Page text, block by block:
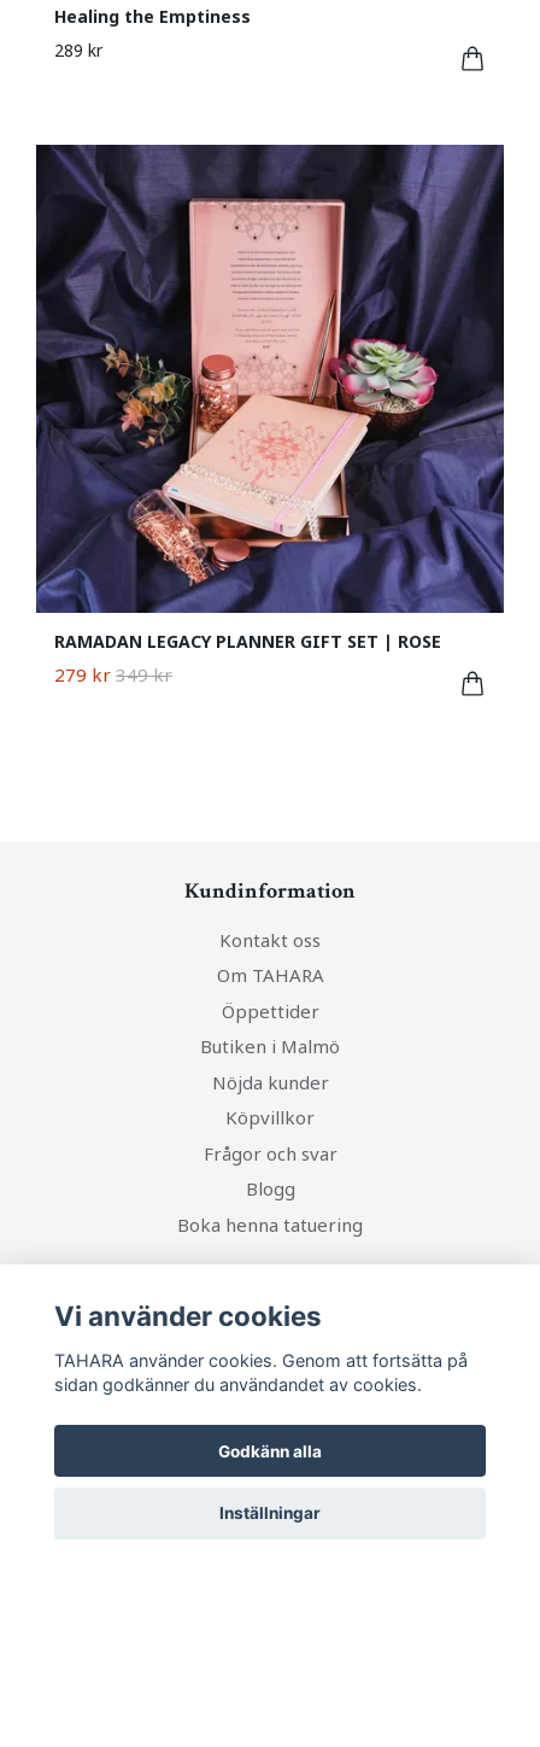
Healing the Emptiness
289 kr
RAMADAN LEGACY PLANNER GIFT SET | ROSE
279 kr 349 kr
Kundinformation
Kontakt oss
Om TAHARA
Öppettider
Butiken i Malmö
Nöjda kunder
Köpvillkor
Frågor och svar
Blogg
Boka henna tatuering
Sociala medier
Ta del av senaste nytt och unika erbjudanden!
Vi använder cookies
TAHARA använder cookies. Genom att fortsätta på
sidan godkänner du användandet av cookies.
Godkänn alla
Inställningar